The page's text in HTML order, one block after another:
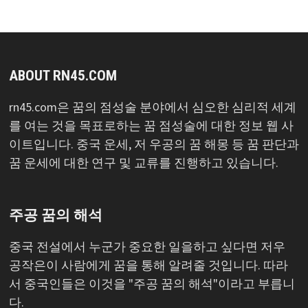
ABOUT RN45.COM
rn45.com은 꿈의 점성술 분야에서 심오한 심리적 세계
를 여는 것을 목표로하는 꿈 점성술에 대한 정보 웹 사
이트입니다. 중국 운세, 저 우공의 꿈 해몽 등 꿈 판단과
꿈 운세에 대한 연구 및 교류를 진행하고 있습니다.
주공 꿈의 해석
중국 전설에서 누군가 중요한 일을하고 싶다면 저우
공작은이 사람에게 꿈을 통해 알려줄 것입니다. 따라
서 중국인들은 이것을 "주공 꿈의 해석"이라고 부릅니
다.